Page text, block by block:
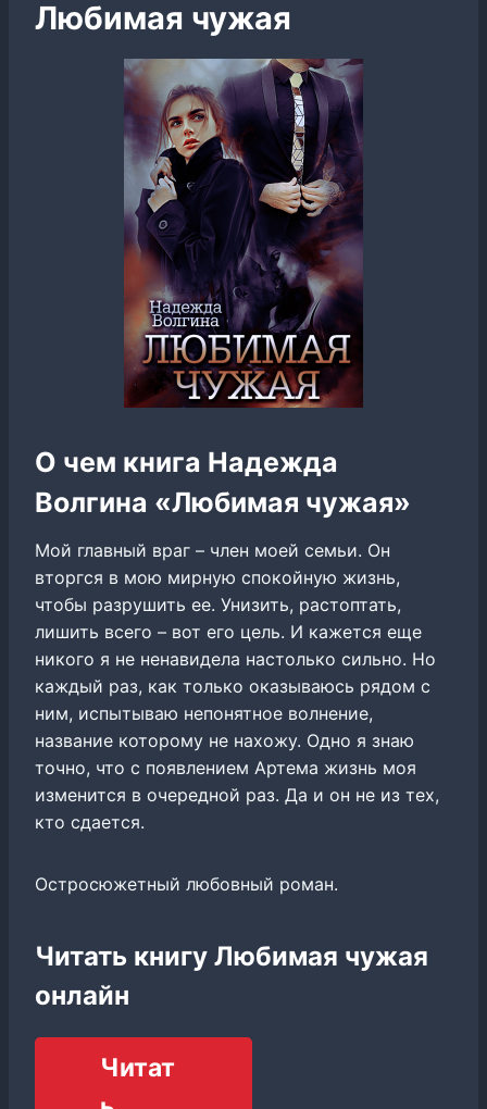
Любимая чужая
О чем книга Надежда
Волгина «Любимая чужая»
Мой главный враг – член моей семьи. Он
вторгся в мою мирную спокойную жизнь,
чтобы разрушить ее. Унизить, растоптать,
лишить всего – вот его цель. И кажется еще
никого я не ненавидела настолько сильно. Но
каждый раз, как только оказываюсь рядом с
ним, испытываю непонятное волнение,
название которому не нахожу. Одно я знаю
точно, что с появлением Артема жизнь моя
изменится в очередной раз. Да и он не из тех,
кто сдается.
Остросюжетный любовный роман.
Читать книгу Любимая чужая
онлайн
Читат